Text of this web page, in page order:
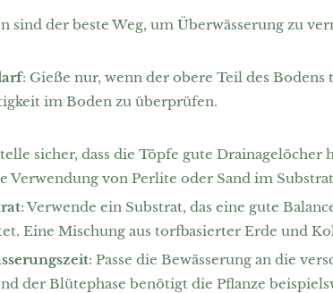
sind der beste Weg, um Überwässerung zu
: Gieße nur, wenn der obere Teil des
im Boden zu überprüfen.
sicher, dass die Töpfe gute Drainagelöcher
Verwendung von Perlite oder Sand im
: Verwende ein Substrat, das eine gute
Eine Mischung aus torfbasierter Erde und
: Passe die Bewässerung an die
der Blütephase benötigt die Pflanze